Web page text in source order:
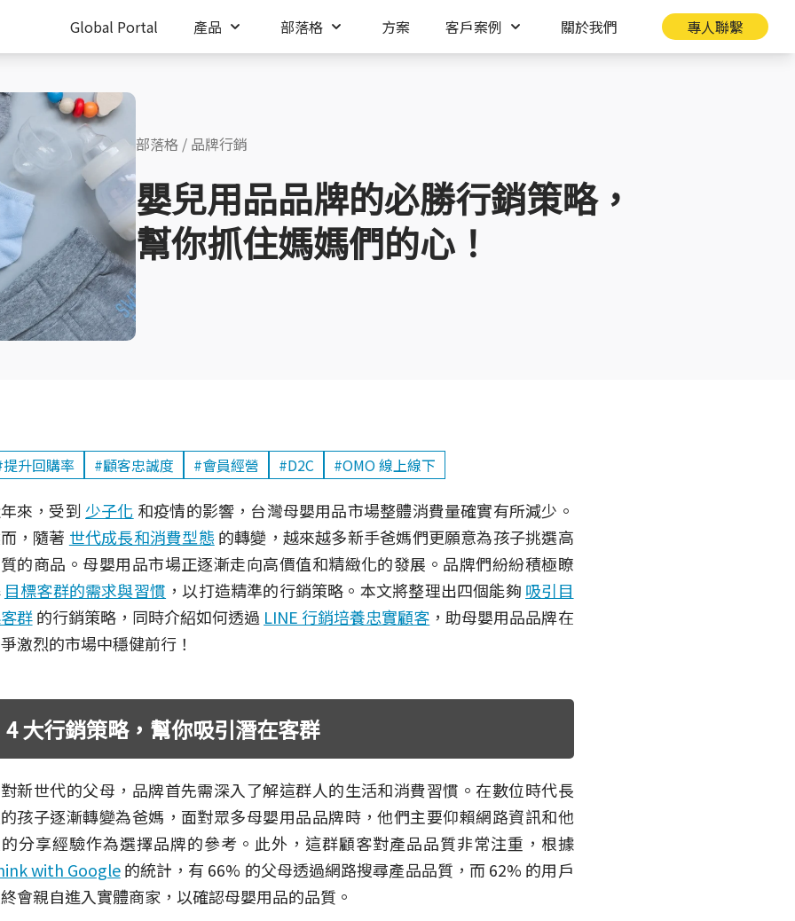
Global Portal 產品 部落格 方案 客戶案例 關於我們 專人聯繫
部落格 / 品牌行銷
嬰兒用品品牌的必勝行銷策略，
幫你抓住媽媽們的心！
升回購率 #顧客忠誠度 #會員經營 #D2C #OMO 線上線下
來，受到 少子化 和疫情的影響，台灣母嬰用品市場整體消費量確實有所減少。
，隨著 世代成長和消費型態的轉變，越來越多新手爸媽們更願意為孩子挑選高
的商品。母嬰用品市場正逐漸走向高價值和精緻化的發展。品牌們紛紛積極瞭
目標客群的需求與習慣 ，以打造精準的行銷策略。本文將整理出四個能夠 吸引目
群的行銷策略，同時介紹如何透過 LINE 行銷培養忠實顧客 ，助母嬰用品品牌在
激烈的市場中穩健前行！
4 大行銷策略，幫你吸引潛在客群
新世代的父母，品牌首先需深入了解這群人的生活和消費習慣。在數位時代長
孩子逐漸轉變為爸媽，面對眾多母嬰用品品牌時，他們主要仰賴網路資訊和他
分享經驗作為選擇品牌的參考。此外，這群顧客對產品品質非常注重，根據
with Google的統計，有 66% 的父母透過網路搜尋產品品質，而 62% 的用戶
會親自進入實體商家，以確認母嬰用品的品質。